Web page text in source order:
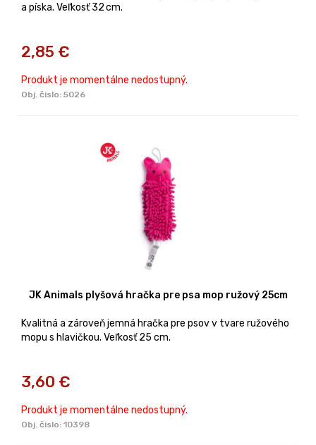
a píska. Veľkosť 32 cm.
2,85 €
Produkt je momentálne nedostupný.
Obj. čislo: 5026
JK Animals plyšová hračka pre psa mop ružový 25cm
Kvalitná a zároveň jemná hračka pre psov v tvare ružového
mopu s hlavičkou. Veľkosť 25 cm.
3,60 €
Produkt je momentálne nedostupný.
Obj. čislo: 10398